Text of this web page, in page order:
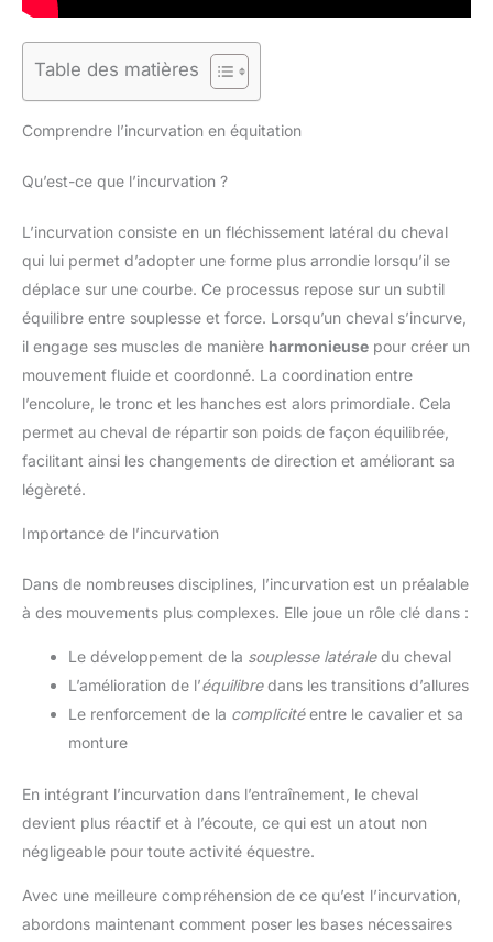
Table des matières
Comprendre l’incurvation en équitation
Qu’est-ce que l’incurvation ?
L’incurvation consiste en un fléchissement latéral du cheval
qui lui permet d’adopter une forme plus arrondie lorsqu’il se
déplace sur une courbe. Ce processus repose sur un subtil
équilibre entre souplesse et force. Lorsqu’un cheval s’incurve,
il engage ses muscles de manière harmonieuse pour créer un
mouvement fluide et coordonné. La coordination entre
l’encolure, le tronc et les hanches est alors primordiale. Cela
permet au cheval de répartir son poids de façon équilibrée,
facilitant ainsi les changements de direction et améliorant sa
légèreté.
Importance de l’incurvation
Dans de nombreuses disciplines, l’incurvation est un préalable
à des mouvements plus complexes. Elle joue un rôle clé dans :
Le développement de la souplesse latéraledu cheval
L’amélioration de l’équilibredans les transitions d’allures
Le renforcement de la complicitéentre le cavalier et sa
monture
En intégrant l’incurvation dans l’entraînement, le cheval
devient plus réactif et à l’écoute, ce qui est un atout non
négligeable pour toute activité équestre.
Avec une meilleure compréhension de ce qu’est l’incurvation,
abordons maintenant comment poser les bases nécessaires